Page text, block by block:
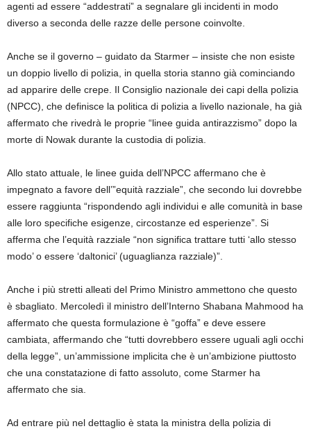
agenti ad essere “addestrati” a segnalare gli incidenti in modo
diverso a seconda delle razze delle persone coinvolte.
Anche se il governo – guidato da Starmer – insiste che non esiste
un doppio livello di polizia, in quella storia stanno già cominciando
ad apparire delle crepe. Il Consiglio nazionale dei capi della polizia
(NPCC), che definisce la politica di polizia a livello nazionale, ha già
affermato che rivedrà le proprie “linee guida antirazzismo” dopo la
morte di Nowak durante la custodia di polizia.
Allo stato attuale, le linee guida dell’NPCC affermano che è
impegnato a favore dell’”equità razziale”, che secondo lui dovrebbe
essere raggiunta “rispondendo agli individui e alle comunità in base
alle loro specifiche esigenze, circostanze ed esperienze”. Si
afferma che l’equità razziale “non significa trattare tutti ‘allo stesso
modo’ o essere ‘daltonici’ (uguaglianza razziale)”.
Anche i più stretti alleati del Primo Ministro ammettono che questo
è sbagliato. Mercoledì il ministro dell’Interno Shabana Mahmood ha
affermato che questa formulazione è “goffa” e deve essere
cambiata, affermando che “tutti dovrebbero essere uguali agli occhi
della legge”, un’ammissione implicita che è un’ambizione piuttosto
che una constatazione di fatto assoluto, come Starmer ha
affermato che sia.
Ad entrare più nel dettaglio è stata la ministra della polizia di